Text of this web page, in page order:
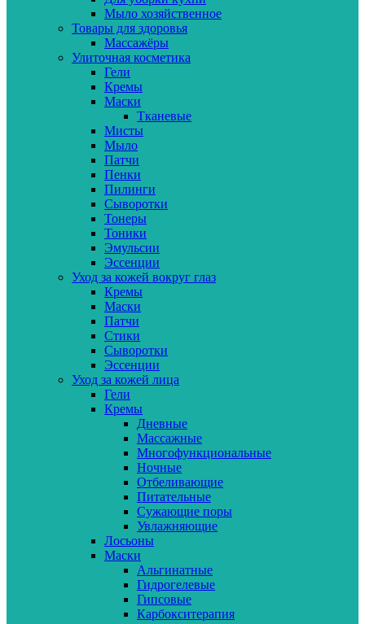
Мыло хозяйственное
Товары для здоровья
Массажёры
Улиточная косметика
Гели
Кремы
Маски
Тканевые
Мисты
Мыло
Патчи
Пенки
Пилинги
Сыворотки
Тонеры
Тоники
Эмульсии
Эссенции
Уход за кожей вокруг глаз
Кремы
Маски
Патчи
Стики
Сыворотки
Эссенции
Уход за кожей лица
Гели
Кремы
Дневные
Массажные
Многофункциональные
Ночные
Отбеливающие
Питательные
Сужающие поры
Увлажняющие
Лосьоны
Маски
Альгинатные
Гидрогелевые
Гипсовые
Карбокситерапия